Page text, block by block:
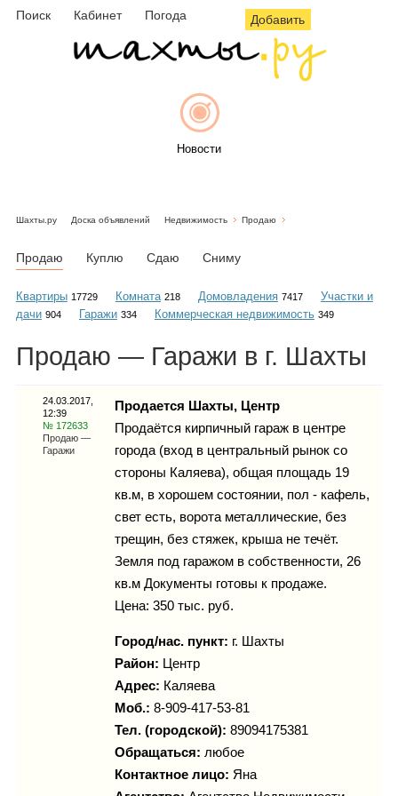
Поиск Кабинет Погода Добавить
Новости
Объявления
Каталог
Карты
Шахты.ру Доска объявлений Недвижимость Продаю
Продаю Куплю Сдаю Сниму
Квартиры 17729 Комната 218 Домовладения 7417
Участки и
дачи 904 Гаражи 334 Коммерческая недвижимость 349
Продаю — Гаражи в г. Шахты
24.03.2017,
12:39
№ 172633
Продаю —
Гаражи
Продается Шахты, Центр
Продаётся кирпичный гараж в центре
города (вход в центральный рынок со
стороны Каляева), общая площадь 19
кв.м, в хорошем состоянии, пол - кафель,
свет есть, ворота металлические, без
трещин, без стяжек, крыша не течёт.
Земля под гаражом в собственности, 26
кв.м Документы готовы к продаже.
Цена: 350 тыс. руб.
Город/нас. пункт: г. Шахты
Район: Центр
Адрес: Каляева
Моб.: 8-909-417-53-81
Тел. (городской): 89094175381
Обращаться: любое
Контактное лицо: Яна